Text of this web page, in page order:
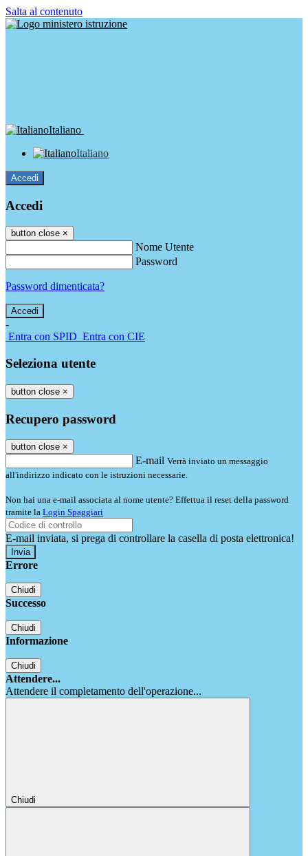
Salta al contenuto
Italiano
Italiano
Accedi
Accedi
button close ×
Nome Utente
Password
Password dimenticata?
-
Entra con SPID Entra con CIE
Seleziona utente
button close ×
Recupero password
button close ×
E-mail Verrà inviato un messaggio
all'indirizzo indicato con le istruzioni necessarie.
Non hai una e-mail associata al nome utente? Effettua il reset della password
tramite la Login Spaggiari
E-mail inviata, si prega di controllare la casella di posta elettronica!
Errore
Chiudi
Successo
Chiudi
Informazione
Chiudi
Attendere...
Attendere il completamento dell'operazione...
Chiudi